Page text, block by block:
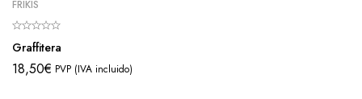
FRIKIS
Graffitera
18,50€ PVP (IVA incluido)